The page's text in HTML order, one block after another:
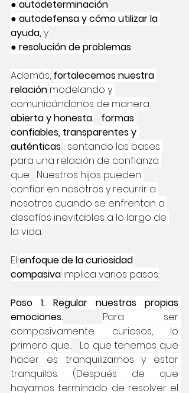
● autodeterminación
● autodefensa y cómo utilizar la
ayuda,y
● resolución de problemas
Además, fortalecemos nuestra
relación modelando y
comunicándonos de manera
abierta y honesta. formas
confiables, transparentes y
auténticas ; sentando las bases
para una relación de confianza
que
Nuestros hijos pueden
confiar en nosotros y recurrir a
nosotros cuando se enfrentan a
desafíos inevitables a lo largo de
la vida.
El enfoque de la curiosidad
compasiva implica varios pasos:
Paso 1: Regular nuestras propias
emociones.
Para ser
compasivamente curiosos, lo
primero que...
Lo que tenemos que
hacer es tranquilizarnos y estar
tranquilos. (Después de que
hayamos terminado de resolver el